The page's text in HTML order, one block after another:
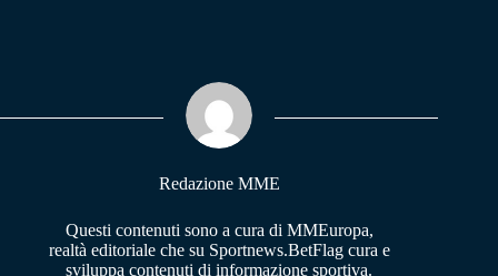
pp m
Redazione MME
Questi contenuti sono a cura di MMEuropa,
realtà editoriale che su Sportnews.BetFlag cura e
sviluppa contenuti di informazione sportiva.